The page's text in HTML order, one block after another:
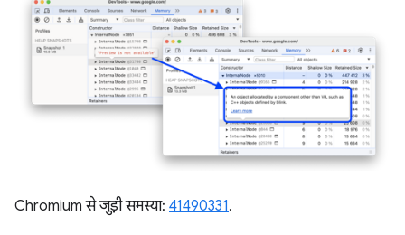
Chromium से जुड़ी समस्या: 41490331.